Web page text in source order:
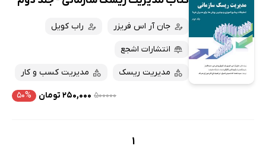
جان آر اس فریزر راب کویل
انتشارات اشجع
مدیریت ریسک مدیریت کسب و کار
۵۰۰۰۰۰ ۲۵۰,۰۰۰ تومان ۵۰%
1